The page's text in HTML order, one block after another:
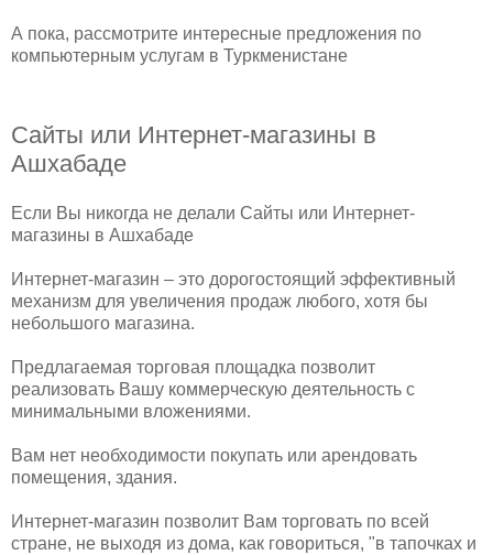
А пока, рассмотрите интересные предложения по
компьютерным услугам в Туркменистане
Сайты или Интернет-магазины в
Ашхабаде
Если Вы никогда не делали Сайты или Интернет-
магазины в Ашхабаде
Интернет-магазин – это дорогостоящий эффективный
механизм для увеличения продаж любого, хотя бы
небольшого магазина.
Предлагаемая торговая площадка позволит
реализовать Вашу коммерческую деятельность с
минимальными вложениями.
Вам нет необходимости покупать или арендовать
помещения, здания.
Интернет-магазин позволит Вам торговать по всей
стране, не выходя из дома, как говориться, "в тапочках и